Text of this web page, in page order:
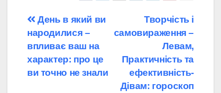
Навігація
записів
Творчість і
самовираження –
Левам,
Практичність та
ефективність-
Дівам: гороскоп
День в який ви
народилися –
впливає ваш на
характер: про це
ви точно не знали